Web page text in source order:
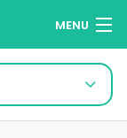
MENU